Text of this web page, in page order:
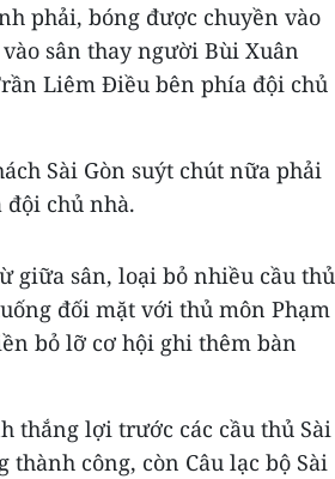
phải, bóng được chuyền vào
sân thay người Bùi Xuân
Liêm Điều bên phía đội chủ
Sài Gòn suýt chút nữa phải
chủ nhà.
giữa sân, loại bỏ nhiều cầu thủ
đối mặt với thủ môn Phạm
bỏ lỡ cơ hội ghi thêm bàn
thắng lợi trước các cầu thủ Sài
công, còn Câu lạc bộ Sài